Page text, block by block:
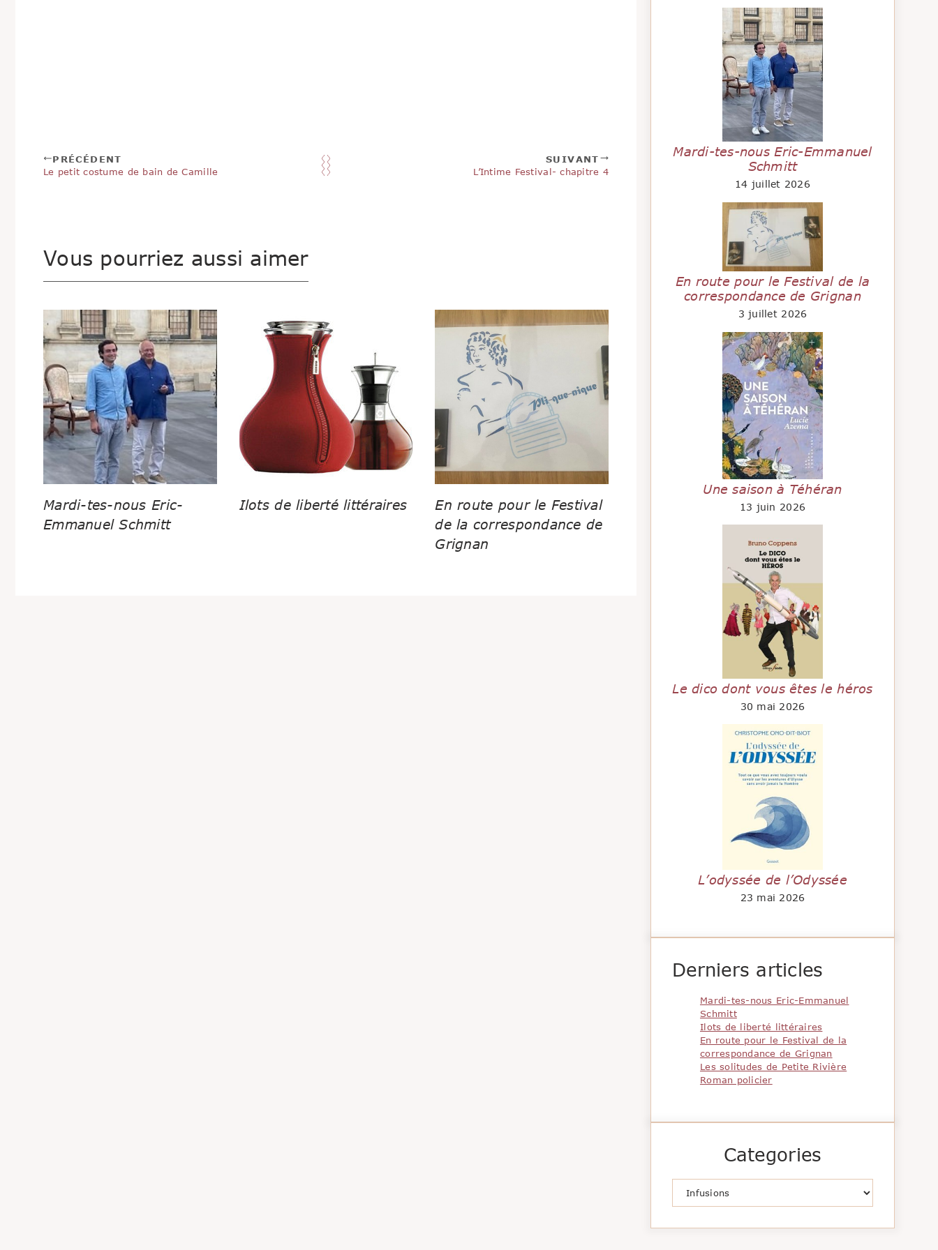
PRÉCÉDENT
Le petit costume de bain de Camille
SUIVANT
L’Intime Festival- chapitre 4
Vous pourriez aussi aimer
Mardi-tes-nous Eric-
Emmanuel Schmitt
Ilots de liberté littéraires
En route pour le Festival
de la correspondance de
Grignan
Mardi-tes-nous Eric-Emmanuel
Schmitt
14 juillet 2026
En route pour le Festival de la
correspondance de Grignan
3 juillet 2026
Une saison à Téhéran
13 juin 2026
Le dico dont vous êtes le héros
30 mai 2026
L’odyssée de l’Odyssée
23 mai 2026
Derniers articles
Mardi-tes-nous Eric-Emmanuel
Schmitt
Ilots de liberté littéraires
En route pour le Festival de la
correspondance de Grignan
Les solitudes de Petite Rivière
Roman policier
Categories